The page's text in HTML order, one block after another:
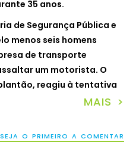
35 anos.
de Segurança Pública e
menos seis homens
de transporte
um motorista. O
reagiu à tentativa
MAIS >
SEJA O PRIMEIRO A COMENTAR